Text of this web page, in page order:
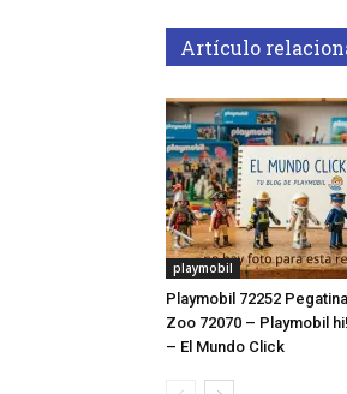
Artículo
playmobil
Playmobil 72252
Zoo 72070 – Playmobil
– El Mundo Click